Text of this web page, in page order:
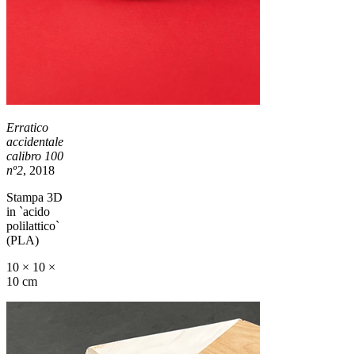
Erratico
accidentale
calibro 100
nº2, 2018
Stampa 3D
in `acido
polilattico`
(PLA)
10 × 10 ×
10 cm